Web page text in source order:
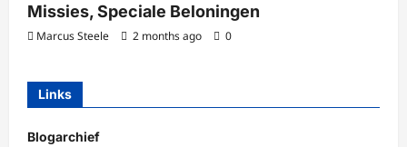
Missies, Speciale Beloningen
Marcus Steele 2 months ago 0
Links
Blogarchief